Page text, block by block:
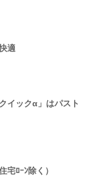
適
イックα」はパスト
宅ﾛｰﾝ除く）